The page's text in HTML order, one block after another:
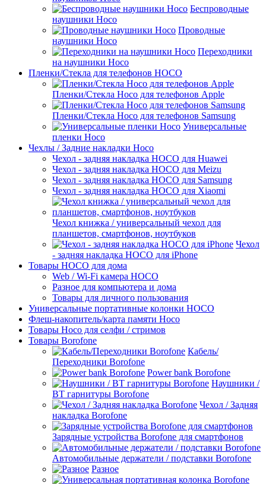
Беспроводные
наушники Hoco
Проводные
наушники Hoco
Переходники
на наушники Hoco
Пленки/Стекла для телефонов HOCO
Пленки/Стекла Hoco для телефонов Apple
Пленки/Стекла Hoco для телефонов Samsung
Универсальные
пленки Hoco
Чехлы / Задние накладки Hoco
Чехол - задняя накладка HOCO для Huawei
Чехол - задняя накладка HOCO для Meizu
Чехол - задняя накладка HOCO для Samsung
Чехол - задняя накладка HOCO для Xiaomi
Чехол книжка / универсальный чехол для
планшетов, смартфонов, ноутбуков
Чехол
- задняя накладка HOCO для iPhone
Товары HOCO для дома
Web / Wi-Fi камера HOCO
Разное для компьютера и дома
Товары для личного пользования
Универсальные портативные колонки HOCO
Флеш-накопитель/карта памяти Hoco
Товары Hoco для селфи / стримов
Товары Borofone
Кабель/
Переходники Borofone
Power bank Borofone
Наушники /
BT гарнитуры Borofone
Чехол / Задняя
накладка Borofone
Зарядные устройства Borofone для смартфонов
Автомобильные держатели / подставки Borofone
Разное